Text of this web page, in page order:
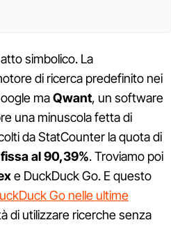
simbolico. La
di ricerca predefinito nei
maQwant, un software
una minuscola fetta di
da StatCounter la quota di
fissa al 90,39%. Troviamo poi
e DuckDuck Go. E questo
Go nelle ultime
di utilizzare ricerche senza